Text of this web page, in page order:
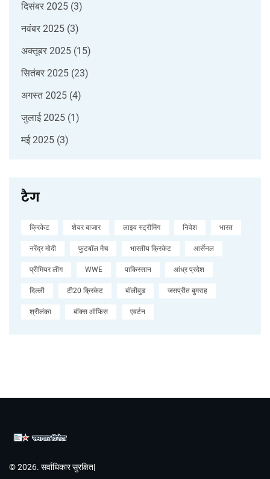
दिसंबर 2025 (3)
नवंबर 2025 (3)
अक्तूबर 2025 (15)
सितंबर 2025 (23)
अगस्त 2025 (4)
जुलाई 2025 (1)
मई 2025 (3)
टैग
क्रिकेट शेयर बाजार लाइव स्ट्रीमिंग निवेश भारत
नरेंद्र मोदी फुटबॉल मैच भारतीय क्रिकेट आर्सेनल
प्रीमियर लीग WWE पाकिस्तान आंध्र प्रदेश
दिल्ली टी20 क्रिकेट बॉलीवुड जसप्रीत बुमराह
श्रीलंका बॉक्स ऑफिस एवर्टन
© 2026. सर्वाधिकार सुरक्षित|